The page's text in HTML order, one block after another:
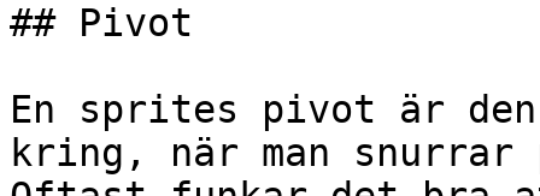
## Pivot
En sprites pivot är den
kring, när man